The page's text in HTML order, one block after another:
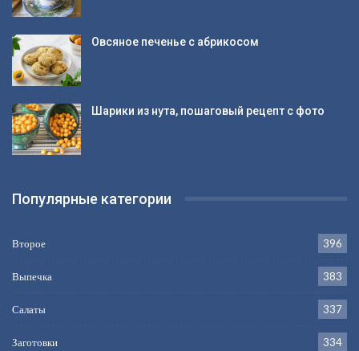
Овсяное печенье с абрикосом
Шарики из нута, пошаговый рецепт с фото
Популярные категории
Второе 396
Выпечка 383
Салаты 337
Заготовки 334